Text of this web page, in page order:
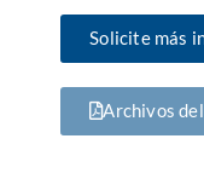
Solicite más
Archivos